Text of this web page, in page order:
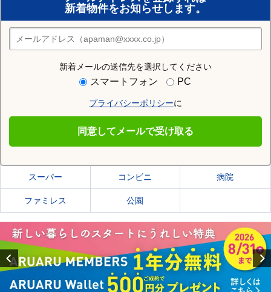
新着物件をお知らせします。
新着メールの送信先を選択してください
スマートフォン PC
プライバシーポリシーに
同意してメールで受け取る
住みたい街の店舗を探す
店舗検索
住む街研究所で城陽市の情報を見る
城陽市の施設一覧
スーパー コンビニ 病院
ファミレス 公園
Previous